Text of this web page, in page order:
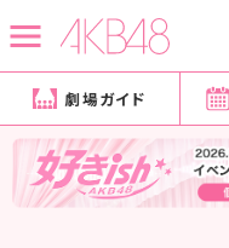
劇場ガイド